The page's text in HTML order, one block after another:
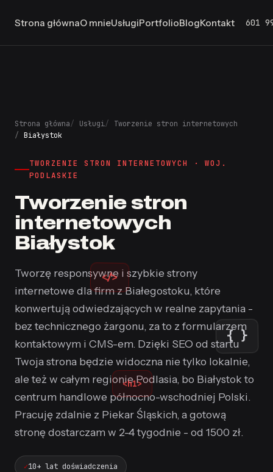
Strona głównaO mnieUsługiPortfolioBlogKontakt 601
</>
{ }
<h1>
Strona główna Usługi
Tworzenie stron internetowych
Białystok
TWORZENIE STRON INTERNETOWYCH · WOJ.
PODLASKIE
Tworzenie stron
internetowych
Białystok
Tworzę responsywne i szybkie strony
internetowe dla firm z Białegostoku, które
konwertują odwiedzających w realne zapytania -
bez technicznego żargonu, za to z formularzem
kontaktowym i CMS-em. Dzięki SEO od startu
Twoja strona będzie widoczna nie tylko lokalnie,
ale też w całym regionie Podlasia, bo Białystok to
centrum handlowe północno-wschodniej Polski.
Pracuję zdalnie z Piekar Śląskich, a gotową
stronę dostarczam w 2-4 tygodnie - od 1500 zł.
10+ lat doświadczenia